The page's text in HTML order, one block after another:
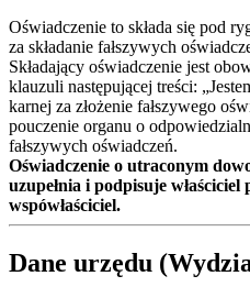
Oświadczenie to składa się pod
za składanie fałszywych
Składający oświadczenie jest
klauzuli następującej treści:
karnej za złożenie fałszywego
pouczenie organu o
fałszywych oświadczeń.
Oświadczenie o utraconym
uzupełnia i podpisuje
wspówłaściciel.
Dane urzędu